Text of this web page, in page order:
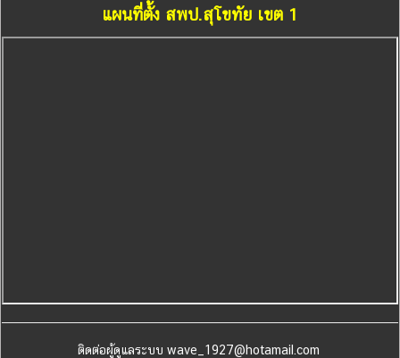
แผนที่ตั้ง สพป.สุโขทัย เขต 1
ติดต่อผู้ดูแลระบบ wave_1927@hotamail.com